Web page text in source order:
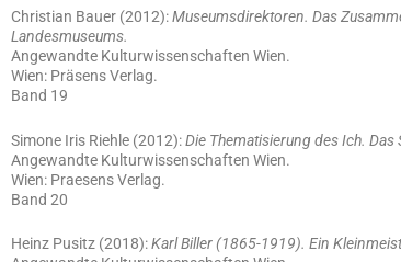
Christian Bauer (2012):Museumsdirektoren. Das
Landesmuseums.
Angewandte Kulturwissenschaften Wien.
Wien: Präsens Verlag.
Band 19
Simone Iris Riehle (2012):Die Thematisierung des Ich.
Angewandte Kulturwissenschaften Wien.
Wien: Praesens Verlag.
Band 20
Heinz Pusitz (2018):Karl Biller (1865-1919). Ein